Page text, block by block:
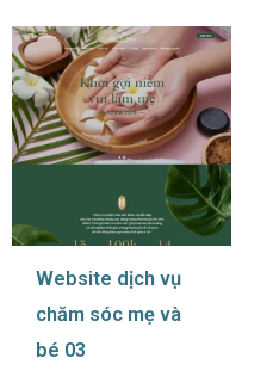
Website dịch vụ
chăm sóc mẹ và
bé 03